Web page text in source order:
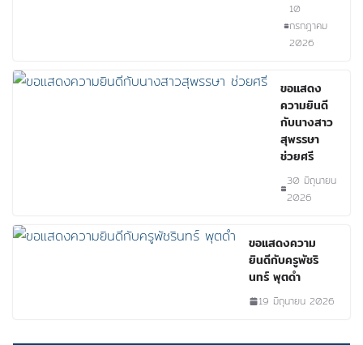
10
กรกฎาคม
2026
ขอเเสดง
ความยินดี
กับนางสาว
สุพรรษา
ช่วยศรี
30 มิถุนายน
2026
ขอแสดงความ
ยินดีกับครูพัชริ
นทร์ พุตดำ
19 มิถุนายน 2026